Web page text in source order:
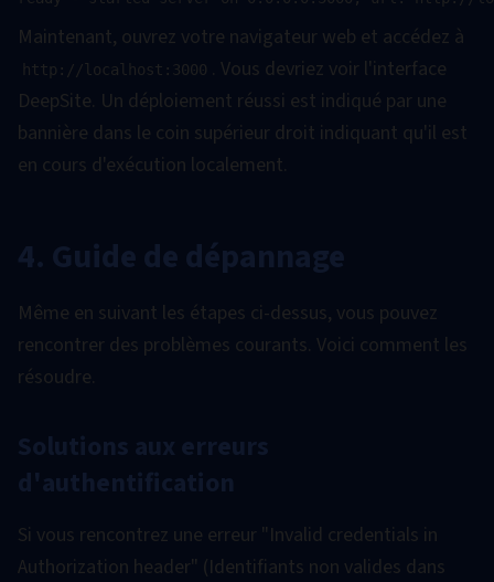
Maintenant, ouvrez votre navigateur web et accédez à
http://localhost:3000
. Vous devriez voir l'interface
DeepSite. Un déploiement réussi est indiqué par une
bannière dans le coin supérieur droit indiquant qu'il est
en cours d'exécution localement.
4. Guide de dépannage
Même en suivant les étapes ci-dessus, vous pouvez
rencontrer des problèmes courants. Voici comment les
résoudre.
Solutions aux erreurs
d'authentification
Si vous rencontrez une erreur "Invalid credentials in
Authorization header" (Identifiants non valides dans